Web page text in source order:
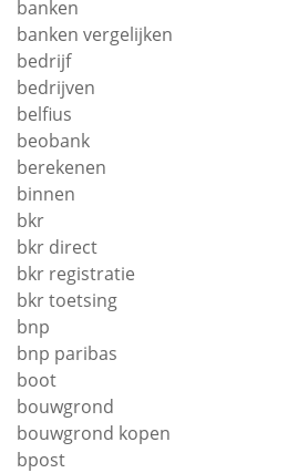
banken
banken vergelijken
bedrijf
bedrijven
belfius
beobank
berekenen
binnen
bkr
bkr direct
bkr registratie
bkr toetsing
bnp
bnp paribas
boot
bouwgrond
bouwgrond kopen
bpost